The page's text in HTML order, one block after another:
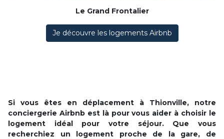
Le Grand Frontalier
Je découvre les logements Airbnb
Si vous êtes en déplacement à Thionville, notre
conciergerie Airbnb est là pour vous aider à choisir le
logement idéal pour votre séjour. Que vous
recherchiez un logement proche de la gare, de